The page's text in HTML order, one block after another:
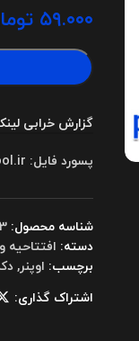
۵۹.۰۰۰
گزارش خرابی
پسورد فایل: packtool.ir
شناسه محصول:
دسته: افتتاحیه
برچسب: اوپنر,
اشتراک گذاری: